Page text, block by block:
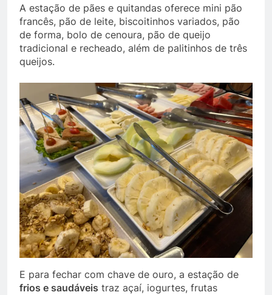
A estação de pães e quitandas oferece mini pão
francês, pão de leite, biscoitinhos variados, pão
de forma, bolo de cenoura, pão de queijo
tradicional e recheado, além de palitinhos de três
queijos.
E para fechar com chave de ouro, a estação de
frios e saudáveis traz açaí, iogurtes, frutas